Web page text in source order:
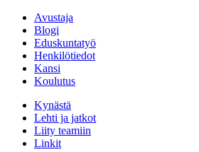
Avustaja
Blogi
Eduskuntatyö
Henkilötiedot
Kansi
Koulutus
Kynästä
Lehti ja jatkot
Liity teamiin
Linkit